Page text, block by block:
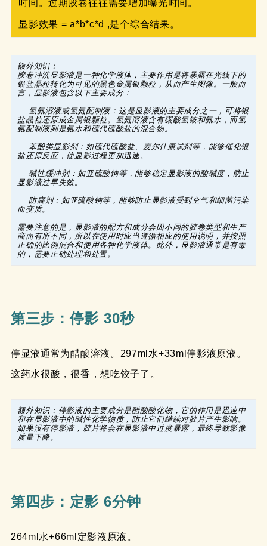
时间。过期胶卷往往需要增加曝光时间。
显影效果 = a*b*c*d ,是个综合结果。
额外知识：
胶卷冲洗显影液是一种化学液体，主要作用是将暴露在光线下的
银盐晶粒转化为可见的黑色金属银颗粒，从而产生图像。一般而
言，显影液包含以下主要成分：
盐晶粒还原成金属银颗粒。氢氨溶液含有碳酸氢铵和氨水，而氢
氨配制液则是氨水和硫代硫酸盐的混合物。
    苯酚类显影剂：如硫代硫酸盐、麦尔什康试剂等，能够催化银
盐还原反应，使显影过程更加迅速。
显影液过早失效。
而变质。
需要注意的是，显影液的配方和成分会因不同的胶卷类型和生产
商而有所不同，所以在使用时应当遵循相应的使用说明，并按照
正确的比例混合和使用各种化学液体。此外，显影液通常是有毒
的，需要正确处理和处置。
第三步：停影 30秒
停显液通常为醋酸溶液。297ml水+33ml停影液原液。
这药水很酸，很香，想吃饺子了。
额外知识：停影液的主要成分是醋酸酸化物，它的作用是迅速中
和在显影液中的碱性化学物质，防止它们继续对胶片产生影响。
如果没有停影液，胶片将会在显影液中过度暴露，最终导致影像
质量下降。
第四步：定影 6分钟
264ml水+66ml定影液原液。